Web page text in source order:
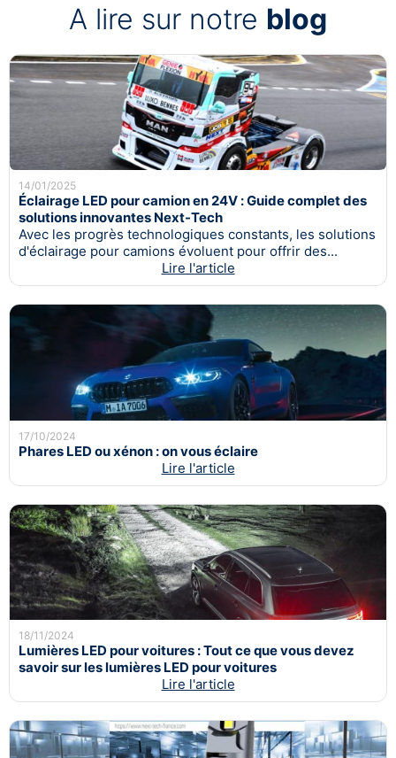
A lire sur notre blog
14/01/2025
Éclairage LED pour camion en 24V : Guide complet des
solutions innovantes Next-Tech
Avec les progrès technologiques constants, les solutions
d'éclairage pour camions évoluent pour offrir des...
Lire l'article
17/10/2024
Phares LED ou xénon : on vous éclaire
Lire l'article
18/11/2024
Lumières LED pour voitures : Tout ce que vous devez
savoir sur les lumières LED pour voitures
Lire l'article